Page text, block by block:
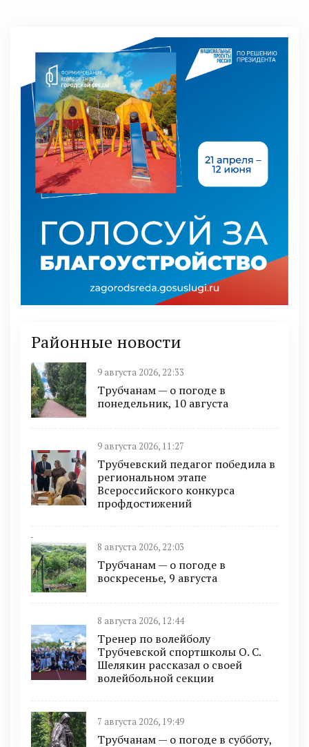
Районные новости
9 августа 2026, 22:33
Трубчанам — о погоде в
понедельник, 10 августа
9 августа 2026, 11:27
Трубчевский педагог победила в
региональном этапе
Всероссийского конкурса
профдостижений
8 августа 2026, 22:03
Трубчанам — о погоде в
воскресенье, 9 августа
8 августа 2026, 12:44
Тренер по волейболу
Трубчевской спортшколы О. С.
Шелякин рассказал о своей
волейбольной секции
7 августа 2026, 19:49
Трубчанам — о погоде в субботу,